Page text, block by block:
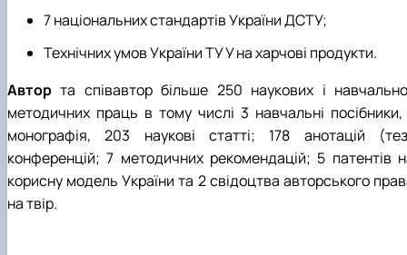
7 національних стандартів України ДСТУ;
Технічних умов України ТУ У на харчові продукти.
Автор та співавтор більше 250 наукових і
методичних праць в тому числі 3 навчальні посібники,
монографія, 203 наукові статті; 178 анотацій
конференцій; 7 методичних рекомендацій; 5 патентів
корисну модель України та 2 свідоцтва авторського
на твір.